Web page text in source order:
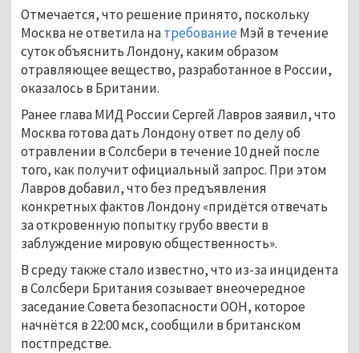
Отмечается, что решение принято, поскольку
Москва не ответила натребование Мэй в течение
суток объяснить Лондону, каким образом
отравляющее вещество, разработанное в России,
оказалось в Британии.
Ранее глава МИД России Сергей Лавров заявил, что
Москва готова дать Лондону ответ по делу об
отравлении в Солсбери в течение 10 дней после
того, как получит официальный запрос. При этом
Лавров добавил, что без предъявления
конкретных фактов Лондону «придётся отвечать
за откровенную попытку грубо ввести в
заблуждение мировую общественность».
В среду также стало известно, что из-за инцидента
в Солсбери Британия созывает внеочередное
заседание Совета безопасности ООН, которое
начнётся в 22:00 мск, сообщили в британском
постпредстве.